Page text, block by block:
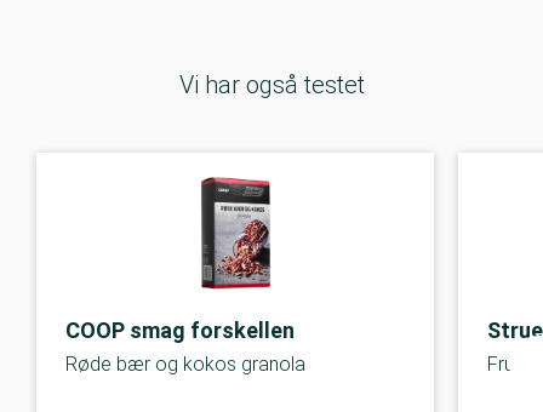
Vi har også testet
COOP smag forskellen
Røde bær og kokos granola Frugt